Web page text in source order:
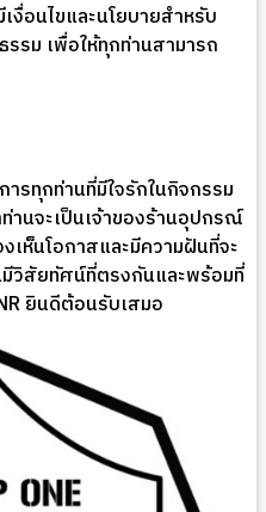
เงื่อนไขและนโยบายสำหรับ
รม เพื่อให้ทุกท่านสามารถ
รทุกท่านที่มีใจรักในกิจกรรม
านจะเป็นเจ้าของร้านอุปกรณ์
ห็นโอกาสและมีความฝันที่จะ
มีวิสัยทัศน์ที่ตรงกันและพร้อมที่
ยินดีต้อนรับเสมอ